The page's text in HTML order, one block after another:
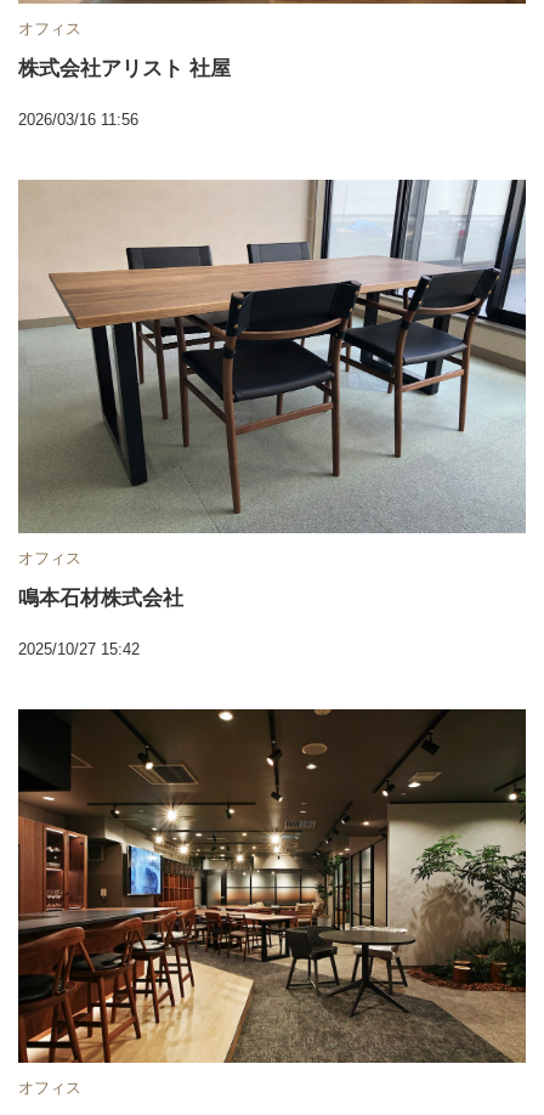
オフィス
株式会社アリスト 社屋
2026/03/16 11:56
オフィス
鳴本石材株式会社
2025/10/27 15:42
オフィス